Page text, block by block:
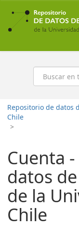
Ir
contenido
principal
Buscar
Repositorio de datos
Chile
>
Cuenta
datos
de la
Chile